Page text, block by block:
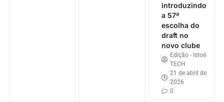
introduzindo
a 57ª
escolha do
draft no
novo clube
Edição - Istoé
TECH
21 de abril de
2026
0